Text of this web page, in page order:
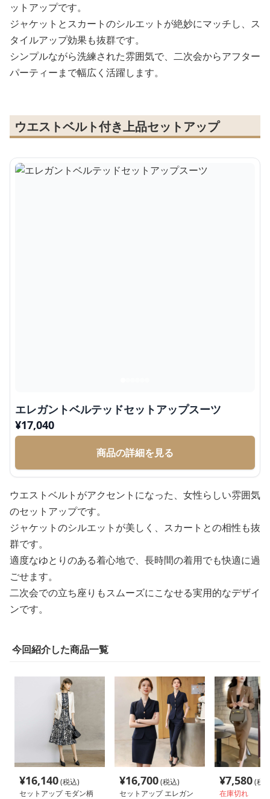
ットアップです。
ジャケットとスカートのシルエットが絶妙にマッチし、ス
タイルアップ効果も抜群です。
シンプルながら洗練された雰囲気で、二次会からアフター
パーティーまで幅広く活躍します。
ウエストベルト付き上品セットアップ
エレガントベルテッドセットアップスーツ
¥17,040
商品の詳細を見る
ウエストベルトがアクセントになった、女性らしい雰囲気
のセットアップです。
ジャケットのシルエットが美しく、スカートとの相性も抜
群です。
適度なゆとりのある着心地で、長時間の着用でも快適に過
ごせます。
二次会での立ち座りもスムーズにこなせる実用的なデザイ
ンです。
今回紹介した商品一覧
¥16,140(税込)
セットアップ モダン柄
¥16,700(税込)
セットアップ エレガン
¥7,580(税
在庫切れ